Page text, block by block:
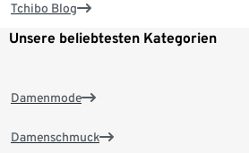
Tchibo Blog
Unsere beliebtesten Kategorien
Damenmode
Damenschmuck